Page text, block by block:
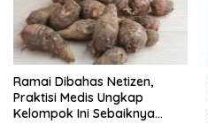
Ramai Dibahas Netizen,
Praktisi Medis Ungkap
Kelompok Ini Sebaiknya